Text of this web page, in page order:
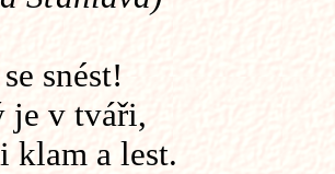
snést!
je v tváři,
klam a lest.